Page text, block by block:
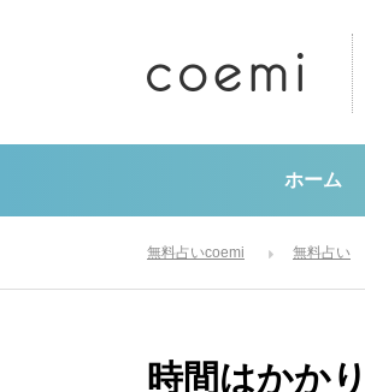
ホーム
無料占いcoemi 無料占い
時間はかか